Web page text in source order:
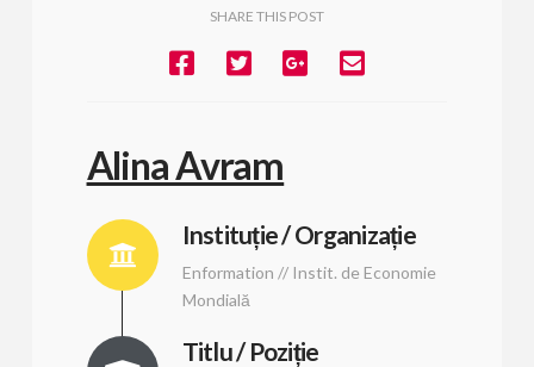
SHARE THIS POST
Alina Avram
Instituție / Organizație
Enformation // Instit. de Economie
Mondială
Titlu / Poziție